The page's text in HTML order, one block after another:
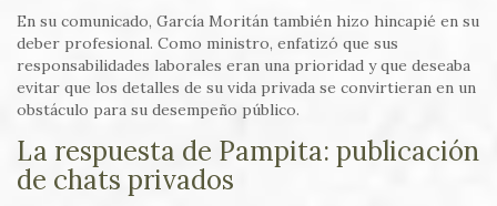
En su comunicado, García Moritán también hizo hincapié en su
deber profesional. Como ministro, enfatizó que sus
responsabilidades laborales eran una prioridad y que deseaba
evitar que los detalles de su vida privada se convirtieran en un
obstáculo para su desempeño público.
La respuesta de Pampita: publicación
de chats privados